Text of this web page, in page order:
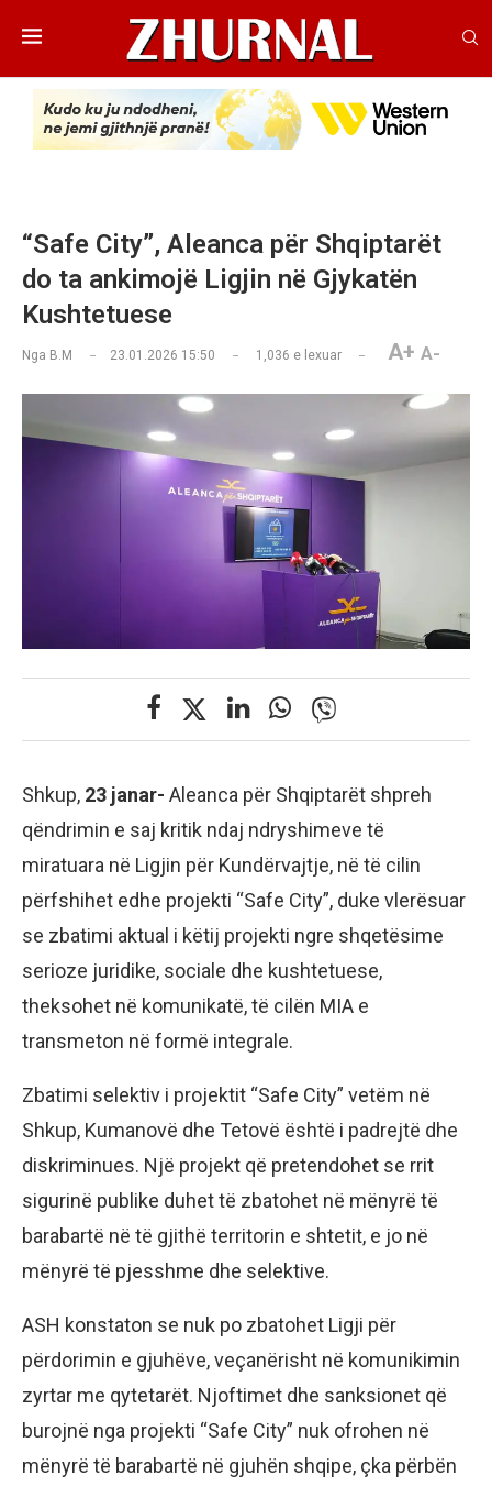
“Safe City”, Aleanca për Shqiptarët
do ta ankimojë Ligjin në Gjykatën
Kushtetuese
Nga B.M 23.01.2026 15:50 1,036 e lexuar A+ A-
Shkup, 23 janar- Aleanca për Shqiptarët shpreh
qëndrimin e saj kritik ndaj ndryshimeve të
miratuara në Ligjin për Kundërvajtje, në të cilin
përfshihet edhe projekti “Safe City”, duke vlerësuar
se zbatimi aktual i këtij projekti ngre shqetësime
serioze juridike, sociale dhe kushtetuese,
theksohet në komunikatë, të cilën MIA e
transmeton në formë integrale.
Zbatimi selektiv i projektit “Safe City” vetëm në
Shkup, Kumanovë dhe Tetovë është i padrejtë dhe
diskriminues. Një projekt që pretendohet se rrit
sigurinë publike duhet të zbatohet në mënyrë të
barabartë në të gjithë territorin e shtetit, e jo në
mënyrë të pjesshme dhe selektive.
ASH konstaton se nuk po zbatohet Ligji për
përdorimin e gjuhëve, veçanërisht në komunikimin
zyrtar me qytetarët. Njoftimet dhe sanksionet që
burojnë nga projekti “Safe City” nuk ofrohen në
mënyrë të barabartë në gjuhën shqipe, çka përbën